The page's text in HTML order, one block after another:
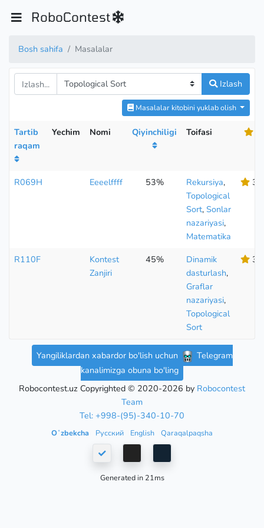
RoboContest
Bosh sahifa Masalalar
Izlash
Masalalar kitobini yuklab olish
Tartib
raqam
Yechim Nomi Qiyinchiligi Toifasi
R069H Eeeelffff 53% Rekursiya,
Topological
Sort, Sonlar
nazariyasi,
Matematika
3.7
R110F
Kontest
Zanjiri
45%
Dinamik
dasturlash,
Graflar
nazariyasi,
Topological
Sort
3.7
Yangiliklardan xabardor bo'lish uchun
Telegram
kanalimizga obuna bo'ling
Robocontest.uz Copyrighted © 2020-2026 by Robocontest
Team
Tel: +998-(95)-340-10-70
Oʻzbekcha Русский English Qaraqalpaqsha
Generated in 21ms